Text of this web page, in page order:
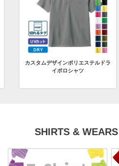
カスタムデザインポリエステル
イポロシャツ
SHIRTS &